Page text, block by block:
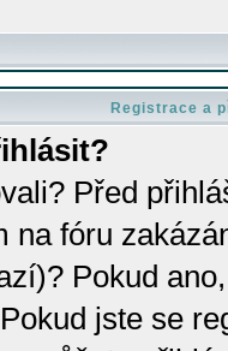
Registrace a
Před
na fóru
Pokud
jste se